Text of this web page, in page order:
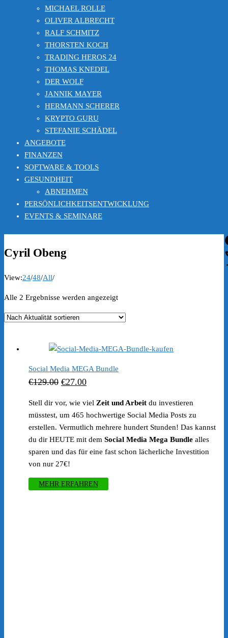
MICHAEL ROLLE
OLIVER ALBRECHT
RALF SCHMITZ
THORSTEN KOCH
TRADING HEROS 24
THOMAS KNEDEL
DER WOLF
JANNIK MAYER
HERMANN SCHERER
KRYPTO GURU
STEFANIE SCHÄDEL
ANGEBOTE
FINANZEN
SOFTWARE & TOOLS
GESUNDHEIT
ABNEHMEN
PERSÖNLICHKEITSENTWICKLUNG
EVENTS & SEMINARE
Cyril Obeng
View:24/48/All/
Alle 2 Ergebnisse werden angezeigtNach
sortiert
Social Media MEGA Bundle
€129.00 Ursprünglicher
war:
€129.00
€27.00Aktueller
ist:
€27.00.
Stell dir vor, wie viel Zeit und Arbeit du investieren
müsstest, um 465 hochwertige Social Media Posts zu
erstellen. Vermutlich mehrere hundert Stunden! Das kannst
du dir HEUTE mit dem Social Media Mega Bundle alles
sparen und das für eine fast schon lächerliche Investition
von nur 27€!
MEHR ERFAHREN